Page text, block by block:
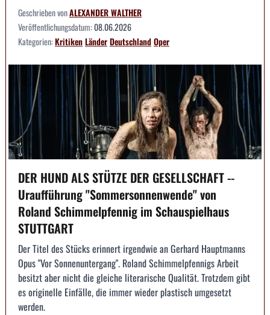
Geschrieben vonALEXANDER WALTHER
Veröffentlichungsdatum:08.06.2026
Kategorien:KritikenLänderDeutschlandOper
DER HUND ALS STÜTZE DER GESELLSCHAFT --
Uraufführung "Sommersonnenwende" von
Roland Schimmelpfennig im Schauspielhaus
STUTTGART
Der Titel des Stücks erinnert irgendwie an Gerhard Hauptmanns
Opus "Vor Sonnenuntergang". Roland Schimmelpfennigs Arbeit
besitzt aber nicht die gleiche literarische Qualität. Trotzdem gibt
es originelle Einfälle, die immer wieder plastisch umgesetzt
werden.